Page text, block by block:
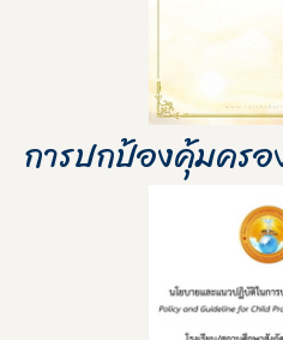
การปกป้องคุ้มครอ